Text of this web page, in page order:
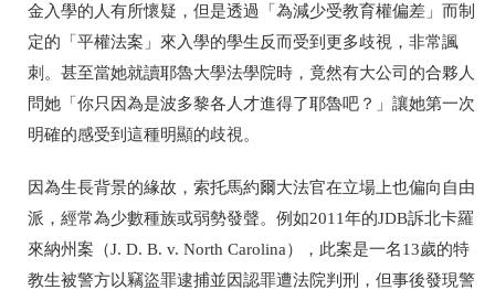
金入學的人有所懷疑，但是透過「為減少受教育權偏差」而制
定的「平權法案」來入學的學生反而受到更多歧視，非常諷
刺。 甚至當她就讀耶魯大學法學院時，竟然有大公司的合夥人
問她「你只因為是波多黎各人才進得了耶魯吧？」讓她第一次
明確的感受到這種明顯的歧視 。
因為生長背景的緣故， 索托馬約爾大法官在立場上也偏向自由
派 ，經常為少數種族或弱勢發聲。例如2011年的JDB訴北卡羅
來納州案（J. D. B. v. North Carolina），此案是一名13歲的特
教生被警方以竊盜罪逮捕並因認罪遭法院判刑，但事後發現警